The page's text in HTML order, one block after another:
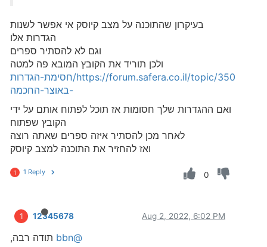
בעיקרון שהתוכנה על מצב קיוסק אי אפשר לשנות
הגדרות אלו
וגם לא להסתיר ספרים
ולכן תוריד את הקובץ המובא פה למטה
https://forum.safera.co.il/topic/350/חסימת-הגדרות
-באוצר-החכמה
ואם ההגדרות שלך חסומות אז תוכל לפתוח אותם על ידי
הקובץ שפתוח
לאחר מכן להסתיר איזה ספרים שאתה רוצה
ואז להחזיר את התוכנה למצב קיוסק
1 1 Reply 0
1 12345678 Aug 2, 2022, 6:02 PM
@bbn
תודה רבה,